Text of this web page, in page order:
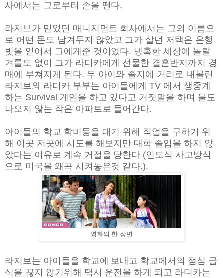
사에서는 그로부터 손을 뗀다.
라지브가 믿었던 매니지먼트 회사에서는 그의 이름으
로 어떤 돈도 남겨두지 않았고 그가 살던 저택은 은행
빚을 얻어서 그에게준 것이었다. 냉혹한 세상에 놀랄
겨를도 없이 그가 라디카에게 선물한 결혼반지까지 경
매에 부쳐지게 된다. 두 아이와 졸지에 거리로 내몰린
라지브와 라디카 부부는 아이들에게 TV 에서 생중계
하는 Survival 게임을 하고 있다고 거짓말을 하며 물도
나오지 않는 작은 아파트로 들어간다.
아이들의 학교 학비등을 대기 위해 직업을 구하기 위
해 이곳 저곳에 시도를 해보지만 대학 졸업을 하지 않
았다는 이유로 계속 거절을 당한다 (인도식 사고방식
으로 미국을 왜곡 시켜놓은것 같다.).
영화의 한 장면
라지브는 아이들을 학교에 보내고 학교에서의 점심 급
식을 끊지 않기위해 택시 운전을 하게 되고 라디카는